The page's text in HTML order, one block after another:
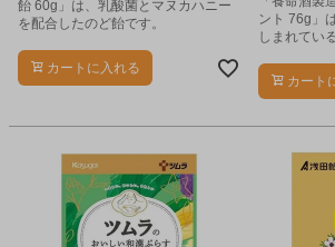
飴 60g」は、乳酸菌とマヌカハニー
を配合したのど飴です。
カートに入れる
ント 76g」
しまれてい
カート